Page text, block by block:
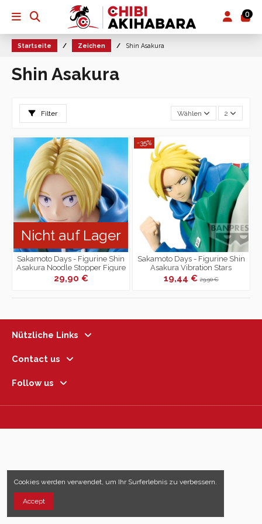
0
Startseite Zeichen Shin Asakura
Shin Asakura
Filter Wählen 2
Nicht auf Lager
Sakamoto Days - Figurine Shin
Asakura Noodle Stopper Figure
29,90 €
-35%
Sakamoto Days - Figurine Shin
Asakura Vibration Stars
19,44 €29,90 €
Nützliche Links
Contact us
Follow us
Cookies werden verwendet, um Ihr Surferlebnis zu verbessern.
Accept